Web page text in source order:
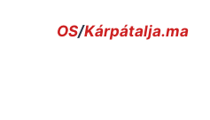
OS/Kárpátalja.ma